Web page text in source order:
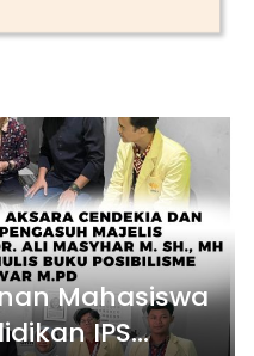
Mahasiswa
IPS